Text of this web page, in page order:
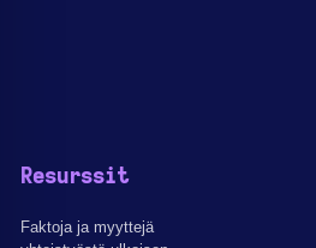
Resurssit
Faktoja ja myyttejä